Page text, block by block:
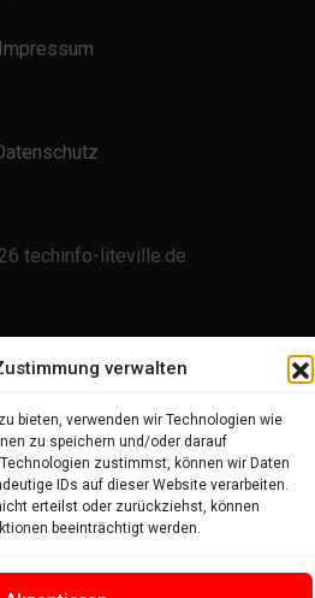
verwalten
bieten, verwenden wir Technologien wie
zu speichern und/oder darauf
zustimmst, können wir Daten
IDs auf dieser Website verarbeiten.
erteilst oder zurückziehst, können
beeinträchtigt werden.
Impressum
techinfo-liteville.de